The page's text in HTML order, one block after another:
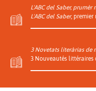
L'ABC del Saber,
L'ABC del Saber,
3 Novetats literàrias de
3 Nouveautés littéraires